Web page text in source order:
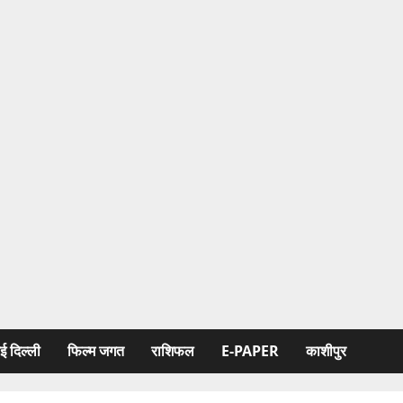
दिल्ली फिल्‍म जगत राशिफल E-PAPER काशीपुर